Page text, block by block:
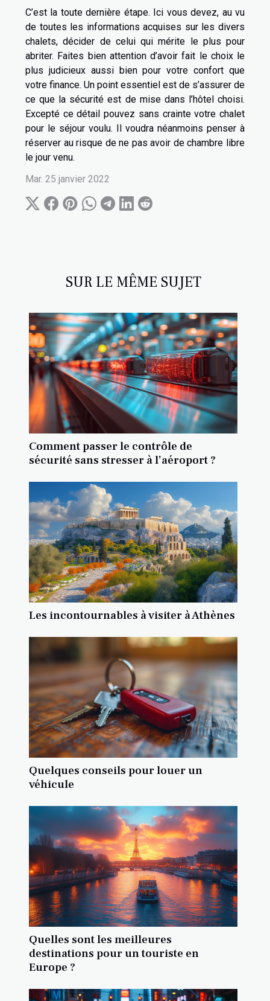
C’est la toute dernière étape. Ici vous devez, au vu
de toutes les informations acquises sur les divers
chalets, décider de celui qui mérite le plus pour
abriter. Faites bien attention d’avoir fait le choix le
plus judicieux aussi bien pour votre confort que
votre finance. Un point essentiel est de s’assurer de
ce que la sécurité est de mise dans l’hôtel choisi.
Excepté ce détail pouvez sans crainte votre chalet
pour le séjour voulu. Il voudra néanmoins penser à
réserver au risque de ne pas avoir de chambre libre
le jour venu.
Mar. 25 janvier 2022
SUR LE MÊME SUJET
Comment passer le contrôle de
sécurité sans stresser à l’aéroport ?
Les incontournables à visiter à Athènes
Quelques conseils pour louer un
véhicule
Quelles sont les meilleures
destinations pour un touriste en
Europe ?